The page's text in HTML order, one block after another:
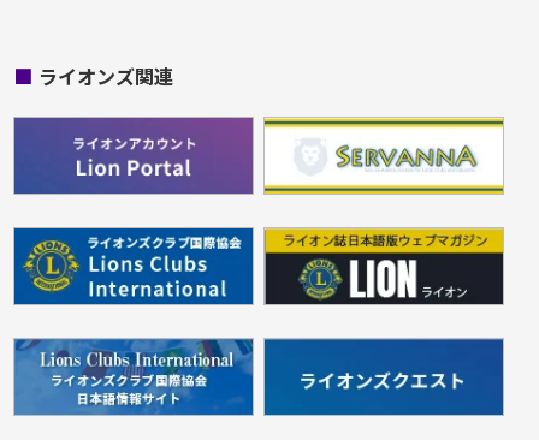
■ ライオンズ関連